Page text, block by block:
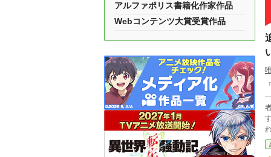
―そ
す
れでも
アルファポリス書籍化作家作品
Webコンテンツ大賞受賞作品